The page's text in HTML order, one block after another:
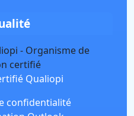
Qualiopi
confidentialité